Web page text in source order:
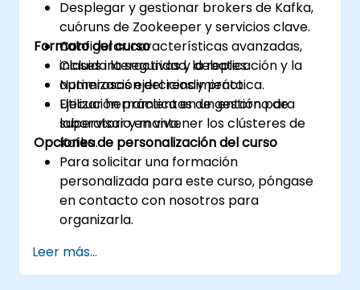
Desplegar y gestionar brokers de Kafka,
cuóruns de Zookeeper y servicios clave.
Configurar características avanzadas,
incluida la seguridad, la replicación y la
optimización del rendimiento.
Utilizar herramientas de gestión para
supervisar y mantener los clústeres de
Kafka.
Formato del curso
Clases interactivas y debates.
Numerosos ejercicios y práctica.
Ejecución práctica en un entorno de
laboratorio en vivo.
Opciones de personalización del curso
Para solicitar una formación
personalizada para este curso, póngase
en contacto con nosotros para
organizarla.
Leer más...